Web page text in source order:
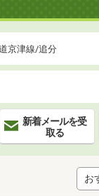
京津線/追分
新着メールを受
取る